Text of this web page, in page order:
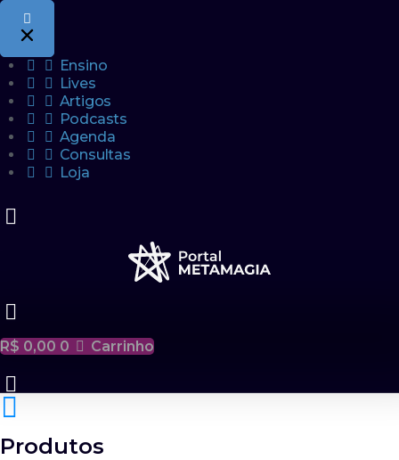
Ensino
Lives
Artigos
Podcasts
Agenda
Consultas
Loja
R$ 0,00 0 Carrinho
Produtos